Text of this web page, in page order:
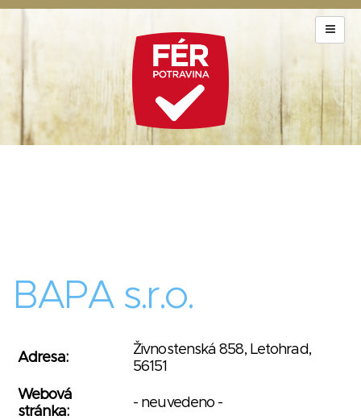
BAPA s.r.o.
Adresa:
Živnostenská 858, Letohrad,
56151
Webová
stránka:
- neuvedeno -